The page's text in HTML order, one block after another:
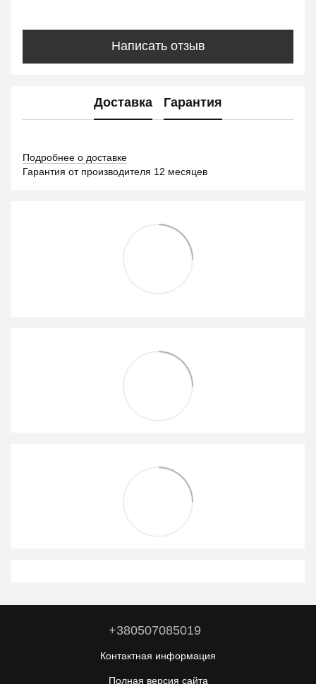
Написать отзыв
Доставка Гарантия
Подробнее о доставке
Гарантия от производителя 12 месяцев
+380507085019
Контактная информация
Полная версия сайта